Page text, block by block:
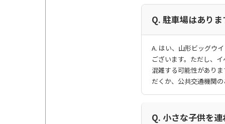
Q. 駐車場はあり
A. はい、山形ビッグウ
ございます。ただし、
混雑する可能性があり
だくか、公共交通機関
Q. 小さな子供を